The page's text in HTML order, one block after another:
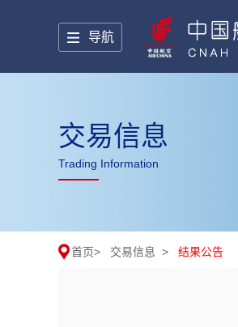
导航
交易信息
Trading Information
首页> 交易信息 > 结果公告